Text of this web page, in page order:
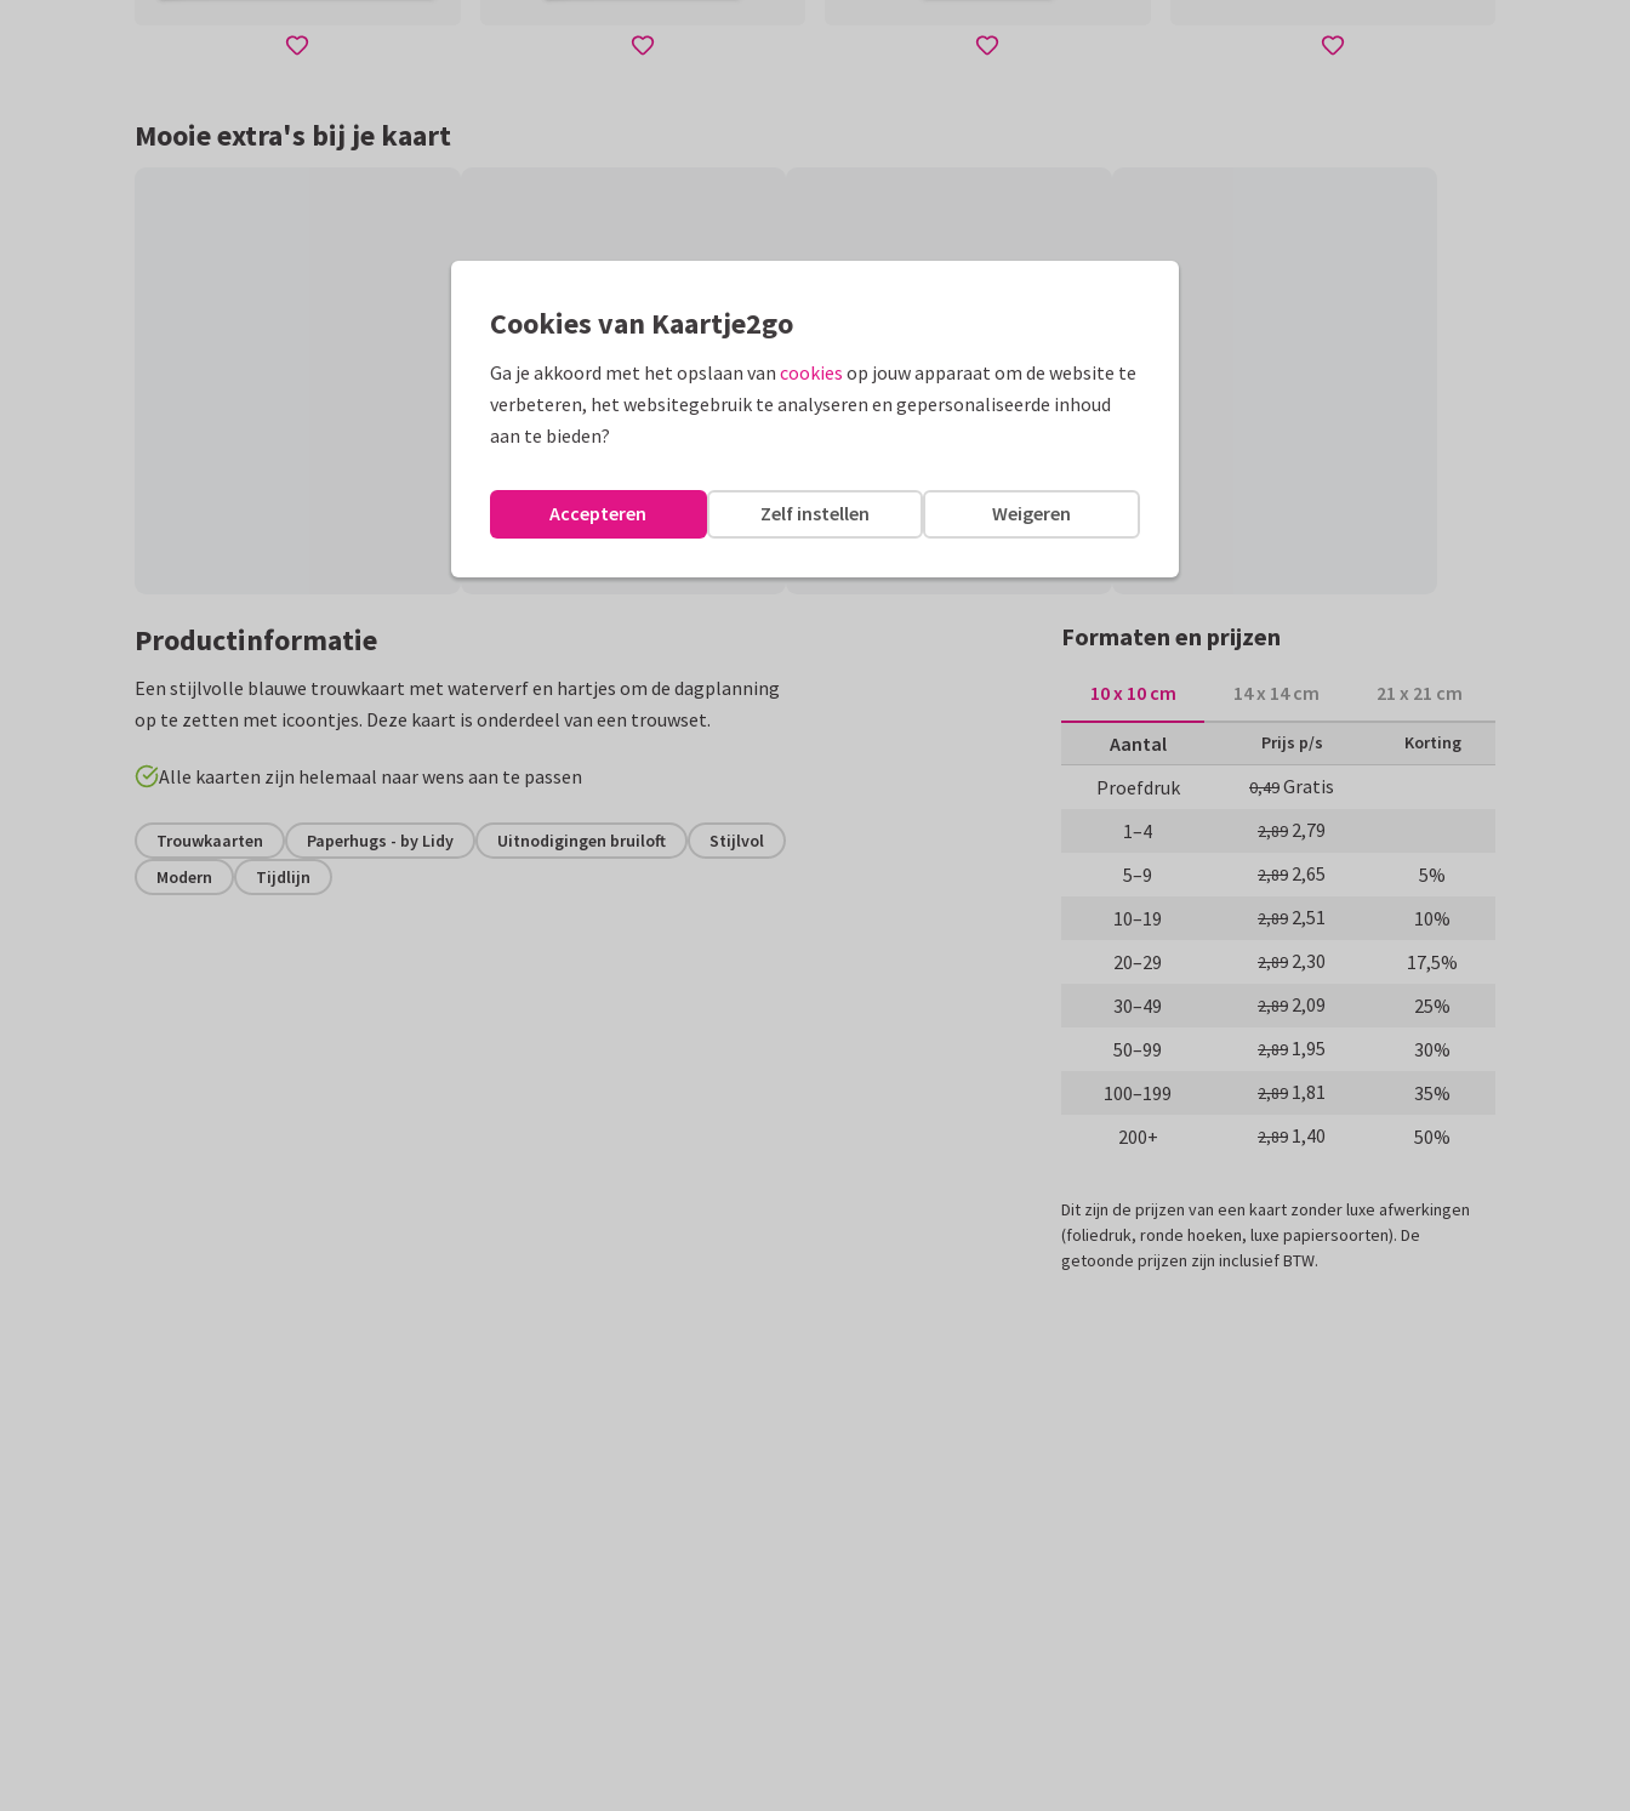
Mooie extra's bij je kaart
Productinformatie
Een stijlvolle blauwe trouwkaart met waterverf en hartjes om de dagplanning
op te zetten met icoontjes. Deze kaart is onderdeel van een trouwset.
Alle kaarten zijn helemaal naar wens aan te passen
Trouwkaarten Paperhugs - by Lidy Uitnodigingen bruiloft
Stijlvol
Modern
Tijdlijn
Formaten en prijzen
10 x 10 cm 14 x 14 cm 21 x 21 cm
Aantal Prijs p/s Korting
Proefdruk 0,49Gratis
1–4
2,89 2,79
5–9
2,89 2,65
5%
10–19
2,89 2,51
10%
20–29
2,89 2,30
17,5%
30–49
2,89 2,09
25%
50–99
2,89 1,95
30%
100–199
2,89 1,81
35%
200+
2,89 1,40 50%
Dit zijn de prijzen van een kaart zonder luxe afwerkingen
(foliedruk, ronde hoeken, luxe papiersoorten). De
getoonde prijzen zijn inclusief BTW.
Cookies van Kaartje2go
Ga je akkoord met het opslaan van cookies op jouw apparaat om de website te
verbeteren, het websitegebruik te analyseren en gepersonaliseerde inhoud
aan te bieden?
Weigeren
Zelf instellen
Accepteren